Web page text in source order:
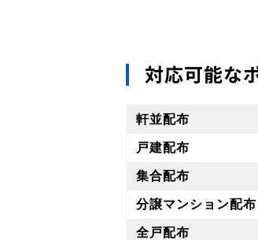
対応可能な
軒並配布
戸建配布
集合配布
分譲マンション配布
全戸配布